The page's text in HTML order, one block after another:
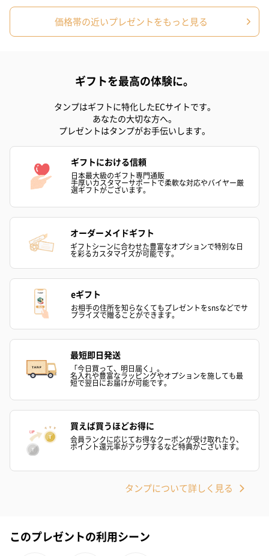
ハンドクリーム3本セッ
シャワージェル＆ハン
（2,145円）
シャワージェ
リラックスグッズ
かき氷入浴剤4点セット
かき氷入浴剤4点セット
ハンドタオル・ハンカチを同梱してお届けいたします。ギフトへ
の＋αにおすすめです。
花束ハンドタオル（ブ
花束ハンドタ
価格帯の近いプレゼントをもっと見る
ギフトを最高の体験に。
タンプはギフトに特化したECサイトです。
あなたの大切な方へ。
プレゼントはタンプがお手伝いします。
ギフトにおける信頼
日本最大級のギフト専門通販
手厚いカスタマーサポートで柔軟な対応やバイヤー厳
選ギフトがございます。
オーダーメイドギフト
ギフトシーンに合わせた豊富なオプションで特別な日
を彩るカスタマイズが可能です。
eギフト
お相手の住所を知らなくてもプレゼントをsnsなどでサ
プライズで贈ることができます。
最短即日発送
「今日買って、明日届く」。
名入れや豊富なラッピングやオプションを施しても最
短で翌日にお届けが可能です。
買えば買うほどお得に
会員ランクに応じてお得なクーポンが受け取れたり、
ポイント還元率がアップするなど特典がございます。
タンプについて詳しく見る
このプレゼントの利用シーン